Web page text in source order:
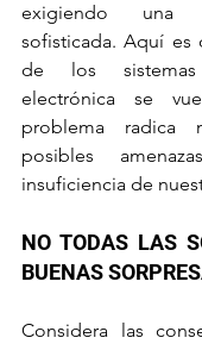
exigiendo una
sofisticada. Aquí es
de los
electrónica se
problema
posibles
insuficiencia de
NO TODAS LAS
BUENAS
Considera las